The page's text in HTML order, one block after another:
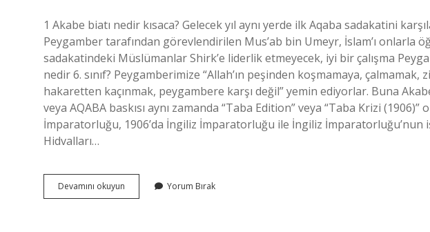
1 Akabe biatı nedir kısaca? Gelecek yıl aynı yerde ilk Aqaba sadakatini
Peygamber tarafından görevlendirilen Mus’ab bin Umeyr, İslam’ı onlarla
sadakatindeki Müslümanlar Shirk’e liderlik etmeyecek, iyi bir çalışma
nedir 6. sınıf? Peygamberimize “Allah’ın peşinden koşmamaya, çalmamak,
hakaretten kaçınmak, peygambere karşı değil” yemin ediyorlar. Buna
veya AQABA baskısı aynı zamanda “Taba Edition” veya “Taba Krizi
İmparatorluğu, 1906’da İngiliz İmparatorluğu ile İngiliz İmparatorluğu’nun
Hidvalları…
Devamını okuyun
Biatı
Yorum Bırak